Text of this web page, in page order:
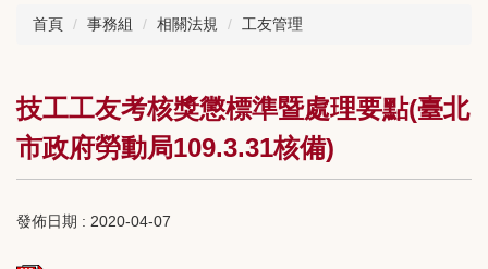
首頁 事務組 相關法規 工友管理
技工工友考核獎懲標準暨處理要點(臺北
市政府勞動局109.3.31核備)
發佈日期 : 2020-04-07